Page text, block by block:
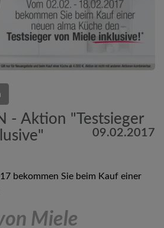
- Aktion "Testsieger
09.02.2017
bekommen Sie beim Kauf einer
Miele